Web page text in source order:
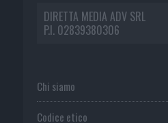
DIRETTA MEDIA ADV SRL
P.I. 02839380306
Chi siamo
Codice etico